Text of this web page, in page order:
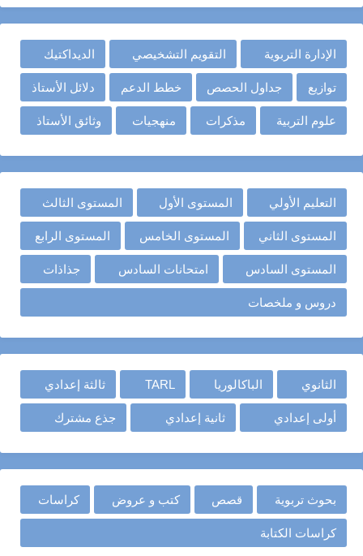
الإدارة التربوية التقويم التشخيصي الديداكتيك
توازيع جداول الحصص خطط الدعم دلائل الأستاذ
علوم التربية مذكرات منهجيات وثائق الأستاذ
التعليم الأولي المستوى الأول المستوى الثالث
المستوى الثاني المستوى الخامس المستوى الرابع
المستوى السادس امتحانات السادس جذاذات
دروس و ملخصات
الثانوي الباكالوريا TARL ثالثة إعدادي
أولى إعدادي ثانية إعدادي جذع مشترك
بحوث تربوية قصص كتب و عروض كراسات
كراسات الكتابة